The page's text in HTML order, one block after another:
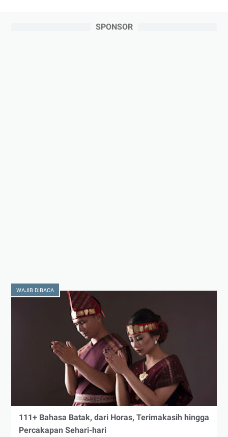
SPONSOR
WAJIB DIBACA
111+ Bahasa Batak, dari Horas, Terimakasih hingga
Percakapan Sehari-hari